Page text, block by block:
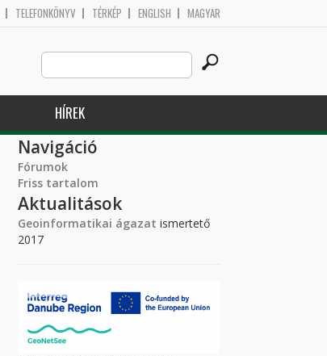
TELEFONKÖNYV TÉRKÉP ENGLISH MAGYAR
Search
this
site
HÍREK
Navigáció
Fórumok
Friss tartalom
Aktualitások
Geoinformatikai ágazat ismertető
2017